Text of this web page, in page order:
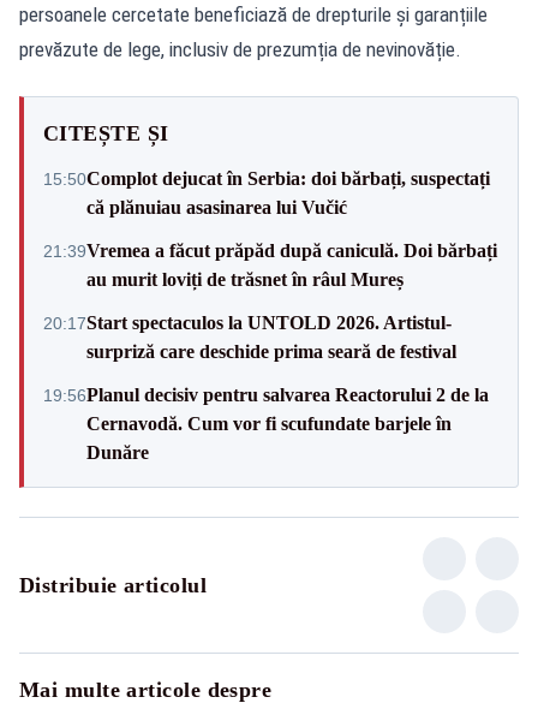
persoanele cercetate beneficiază de drepturile și garanțiile
prevăzute de lege, inclusiv de prezumția de nevinovăție.
CITEȘTE ȘI
15:50Complot dejucat în Serbia: doi bărbați, suspectați
că plănuiau asasinarea lui Vučić
21:39Vremea a făcut prăpăd după caniculă. Doi bărbați
au murit loviți de trăsnet în râul Mureș
20:17Start spectaculos la UNTOLD 2026. Artistul-
surpriză care deschide prima seară de festival
19:56Planul decisiv pentru salvarea Reactorului 2 de la
Cernavodă. Cum vor fi scufundate barjele în
Dunăre
Distribuie articolul
Mai multe articole despre